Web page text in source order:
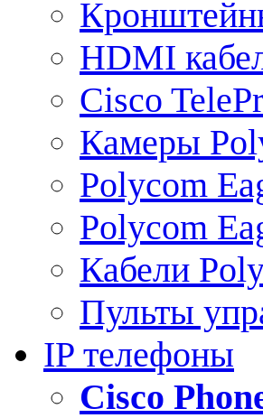
HDMI
Cisco
Камеры
Polycom
Polycom
Кабели
Пульты
IP телефоны
Сisco